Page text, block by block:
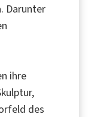
Darunter
ihre
des